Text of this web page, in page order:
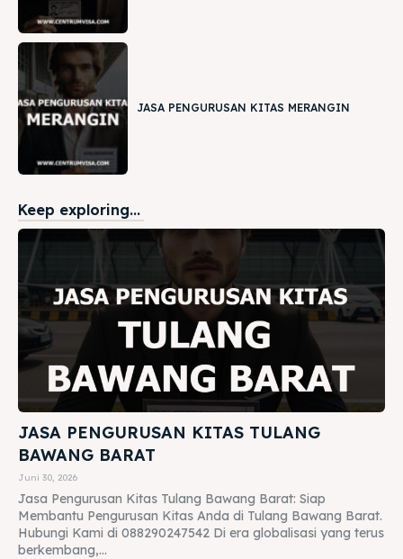
JASA PENGURUSAN KITAS MERANGIN
Keep exploring...
JASA PENGURUSAN KITAS TULANG
BAWANG BARAT
Juni 30, 2026
Jasa Pengurusan Kitas Tulang Bawang Barat: Siap
Membantu Pengurusan Kitas Anda di Tulang Bawang Barat.
Hubungi Kami di 088290247542 Di era globalisasi yang terus
berkembang,...